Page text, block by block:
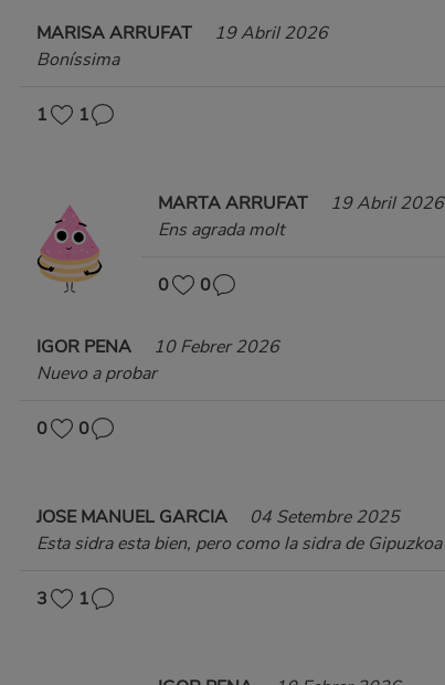
MARISA ARRUFAT
19 Abril 2026
Boníssima
1 1
MARTA ARRUFAT
19 Abril 2026
Ens agrada molt
0 0
IGOR PENA
10 Febrer 2026
Nuevo a probar
0 0
JOSE MANUEL GARCIA
04 Setembre 2025
Esta sidra esta bien, pero como la sidra de
3 1